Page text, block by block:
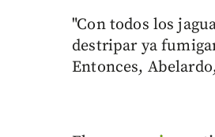
"Con todos los
destripar ya
Entonces,